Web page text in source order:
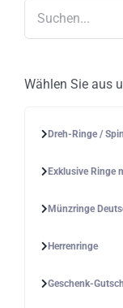
Produktseite
gewählt
Wählen Sie aus
Dreh-Ringe /
Exklusive Ringe
Münzringe
Herrenringe
Geschenk-